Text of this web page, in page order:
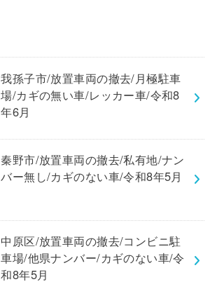
我孫子市/放置車両の撤去/月極駐車
場/カギの無い車/レッカー車/令和8
年6月
秦野市/放置車両の撤去/私有地/ナン
バー無し/カギのない車/令和8年5月
中原区/放置車両の撤去/コンビニ駐
車場/他県ナンバー/カギのない車/令
和8年5月